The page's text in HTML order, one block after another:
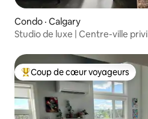
Condo · Calgary
Studio de luxe | Centre-ville
Coup de cœur voyageurs parmi
Coup de cœur voyageurs